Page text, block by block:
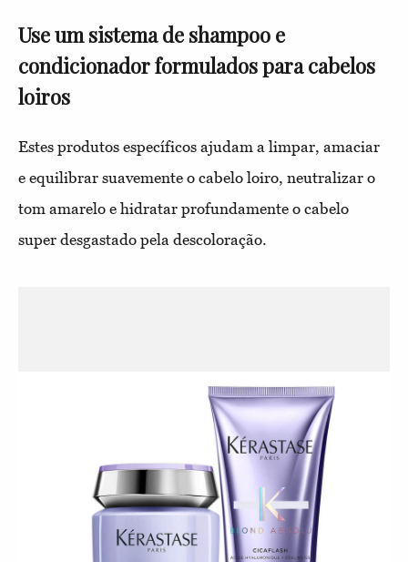
Use um sistema de shampoo e
condicionador formulados para cabelos
loiros
Estes produtos específicos ajudam a limpar, amaciar
e equilibrar suavemente o cabelo loiro, neutralizar o
tom amarelo e hidratar profundamente o cabelo
super desgastado pela descoloração.